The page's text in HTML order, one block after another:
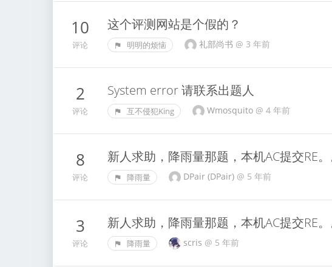
10
评论
这个评测网站是个假的？
明明的烦恼 礼部尚书 @ 3 年前
2
评论
System error 请联系出题人
互不侵犯King Wmosquito @ 4 年前
8
评论
新人求助，降雨量那题，本机AC提交RE。
降雨量 DPair (DPair) @ 5 年前
3
评论
新人求助，降雨量那题，本机AC提交RE。
降雨量 scris @ 5 年前